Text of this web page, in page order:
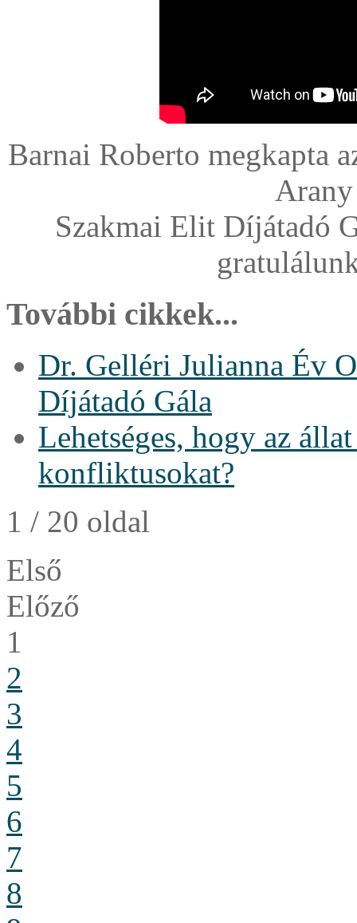
Barnai Roberto megkapta
Szakmai Elit Díjátadó
További cikkek...
Dr. Gelléri Julianna Év
Díjátadó Gála
Lehetséges, hogy az
konfliktusokat?
1 / 20 oldal
Első
Előző
1
2
3
4
5
6
7
8